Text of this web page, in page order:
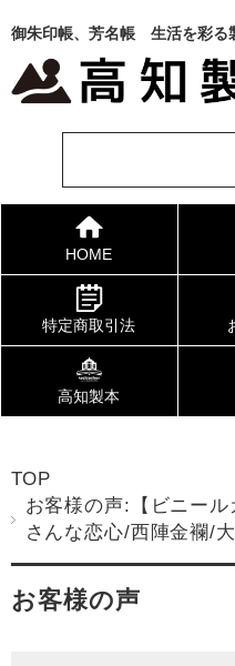
御朱印帳、芳名帳 生活を彩る
HOME
特定商取引法
高知製本
TOP
お客様の声:【ビニー
さんな恋心/西陣金襴/
お客様の声